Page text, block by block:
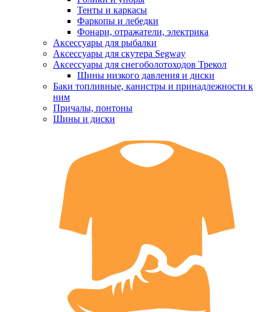
Тенты и каркасы
Фаркопы и лебедки
Фонари, отражатели, электрика
Аксессуары для рыбалки
Аксессуары для скутера Segway
Аксессуары для снегоболотоходов Трекол
Шины низкого давления и диски
Баки топливные, канистры и принадлежности к
ним
Причалы, понтоны
Шины и диски